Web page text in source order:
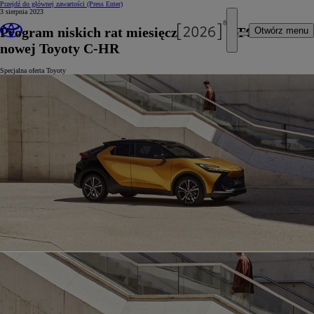
Przejdź do głównej zawartości (Press Enter)
Otwórz menu
3 sierpnia 2023
Program niskich rat miesięcznych KINTO ONE dla
nowej Toyoty C-HR
Specjalna oferta Toyoty